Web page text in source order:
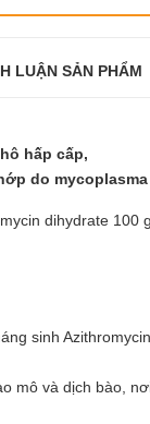
LUẬN SẢN PHẨM
hấp cấp,
do
dihydrate 100
sinh
mô và dịch bào,